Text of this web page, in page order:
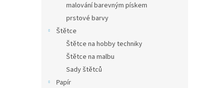
malování barevným pískem
prstové barvy
Štětce
Štětce na hobby techniky
Štětce na malbu
Sady štětců
Papír